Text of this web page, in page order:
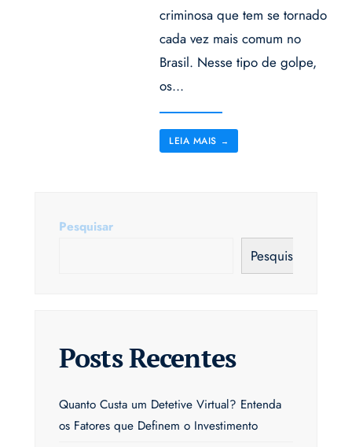
criminosa que tem se tornado
cada vez mais comum no
Brasil. Nesse tipo de golpe,
os...
LEIA MAIS →
Pesquisar
Pesquisar
Posts Recentes
Quanto Custa um Detetive Virtual? Entenda
os Fatores que Definem o Investimento